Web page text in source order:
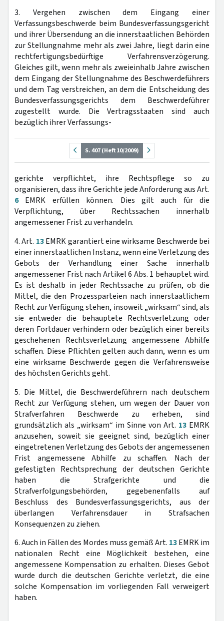
3. Vergehen zwischen dem Eingang einer
Verfassungsbeschwerde beim Bundesverfassungsgericht
und ihrer Übersendung an die innerstaatlichen Behörden
zur Stellungnahme mehr als zwei Jahre, liegt darin eine
rechtfertigungsbedürftige Verfahrensverzögerung.
Gleiches gilt, wenn mehr als zweieinhalb Jahre zwischen
dem Eingang der Stellungnahme des Beschwerdeführers
und dem Tag verstreichen, an dem die Entscheidung des
Bundesverfassungsgerichts dem Beschwerdeführer
zugestellt wurde. Die Vertragsstaaten sind auch
bezüglich ihrer Verfassungs-
S. 407 (Heft 10/2009)
gerichte verpflichtet, ihre Rechtspflege so zu
organisieren, dass ihre Gerichte jede Anforderung aus Art.
6EMRK erfüllen können. Dies gilt auch für die
Verpflichtung, über Rechtssachen innerhalb
angemessener Frist zu verhandeln.
4. Art. 13EMRK garantiert eine wirksame Beschwerde bei
einer innerstaatlichen Instanz, wenn eine Verletzung des
Gebots der Verhandlung einer Sache innerhalb
angemessener Frist nach Artikel 6 Abs. 1 behauptet wird.
Es ist deshalb in jeder Rechtssache zu prüfen, ob die
Mittel, die den Prozessparteien nach innerstaatlichem
Recht zur Verfügung stehen, insoweit „wirksam“ sind, als
sie entweder die behauptete Rechtsverletzung oder
deren Fortdauer verhindern oder bezüglich einer bereits
geschehenen Rechtsverletzung angemessene Abhilfe
schaffen. Diese Pflichten gelten auch dann, wenn es um
eine wirksame Beschwerde gegen die Verfahrensweise
des höchsten Gerichts geht.
5. Die Mittel, die Beschwerdeführern nach deutschem
Recht zur Verfügung stehen, um wegen der Dauer von
Strafverfahren Beschwerde zu erheben, sind
grundsätzlich als „wirksam“ im Sinne von Art. 13 EMRK
anzusehen, soweit sie geeignet sind, bezüglich einer
eingetretenen Verletzung des Gebots der angemessenen
Frist angemessene Abhilfe zu schaffen. Nach der
gefestigten Rechtsprechung der deutschen Gerichte
haben die Strafgerichte und die
Strafverfolgungsbehörden, gegebenenfalls auf
Beschluss des Bundesverfassungsgerichts, aus der
überlangen Verfahrensdauer in Strafsachen
Konsequenzen zu ziehen.
6. Auch in Fällen des Mordes muss gemäß Art. 13EMRK im
nationalen Recht eine Möglichkeit bestehen, eine
angemessene Kompensation zu erhalten. Dieses Gebot
wurde durch die deutschen Gerichte verletzt, die eine
solche Kompensation im vorliegenden Fall verweigert
haben.